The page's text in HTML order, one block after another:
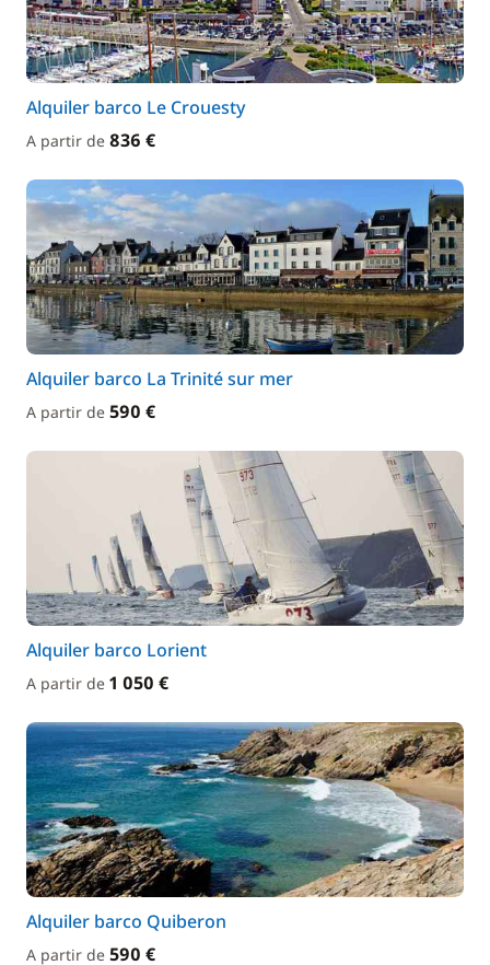
Alquiler barco Le Crouesty
A partir de 836 €
Alquiler barco La Trinité sur mer
A partir de 590 €
Alquiler barco Lorient
A partir de 1 050 €
Alquiler barco Quiberon
A partir de 590 €